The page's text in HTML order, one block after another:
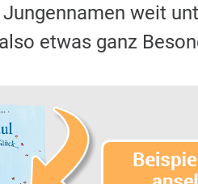
weit
etwas ganz